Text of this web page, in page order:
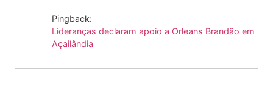
Pingback:
Lideranças declaram apoio a Orleans Brandão em
Açailândia